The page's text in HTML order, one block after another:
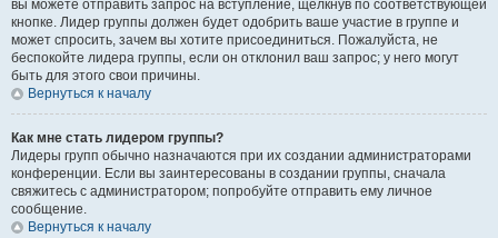
вы можете отправить запрос на вступление, щёлкнув по соответствующей
кнопке. Лидер группы должен будет одобрить ваше участие в группе и
может спросить, зачем вы хотите присоединиться. Пожалуйста, не
беспокойте лидера группы, если он отклонил ваш запрос; у него могут
быть для этого свои причины.
Вернуться к началу
Как мне стать лидером группы?
Лидеры групп обычно назначаются при их создании администраторами
конференции. Если вы заинтересованы в создании группы, сначала
свяжитесь с администратором; попробуйте отправить ему личное
сообщение.
Вернуться к началу